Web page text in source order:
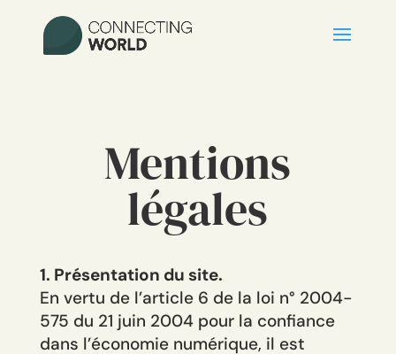
Mentions
légales
1. Présentation du site.
En vertu de l’article 6 de la loi n° 2004-
575 du 21 juin 2004 pour la confiance
dans l’économie numérique, il est